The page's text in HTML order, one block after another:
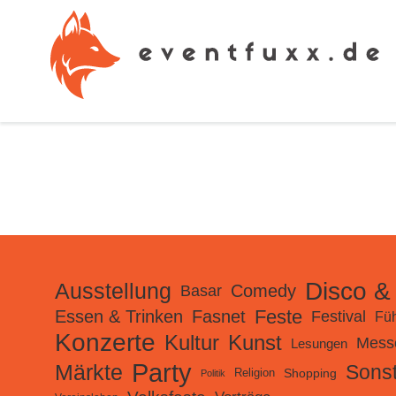
Ausstellung Basar Comedy Disco
Essen & Trinken Fasnet Feste Festival
Konzerte Kultur Kunst Lesungen
Märkte Party Politik Religion Shopping